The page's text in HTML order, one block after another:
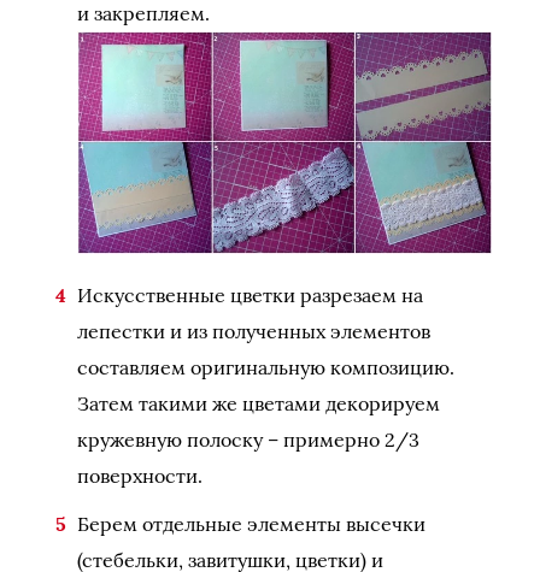
и закрепляем.
Искусственные цветки разрезаем на
лепестки и из полученных элементов
составляем оригинальную композицию.
Затем такими же цветами декорируем
кружевную полоску – примерно 2/3
поверхности.
Берем отдельные элементы высечки
(стебельки, завитушки, цветки) и